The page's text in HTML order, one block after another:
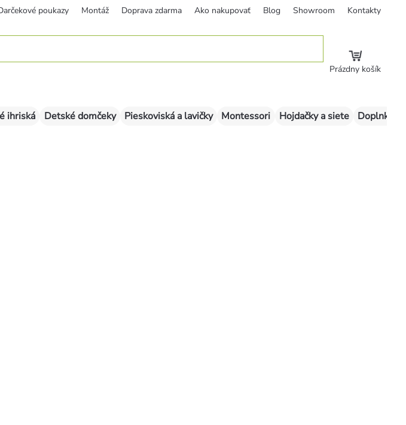
poukazy Montáž Doprava zdarma Ako nakupovať Blog Showroom Kontakty
Prázdny košík
ihriská Detské domčeky Pieskoviská a lavičky Montessori Hojdačky a siete Doplnky